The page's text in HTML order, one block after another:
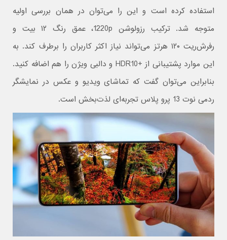
استفاده کرده است و این را می‌توان در همان بررسی اولیه
متوجه شد. ترکیب رزولوشن 1220p، عمق رنگ ۱۲ بیت و
رفرش‌ریت ۱۲۰ هرتز می‌تواند نیاز اکثر کاربران را برطرف کند. به
این موارد پشتیبانی از +HDR10 و دالبی ويژن را هم اضافه کنید.
بنابراین می‌توان گفت که تماشای ویدیو و عکس در نمایشگر
ردمی نوت 13 پرو پلاس تجربه‌ای لذت‌بخش است.